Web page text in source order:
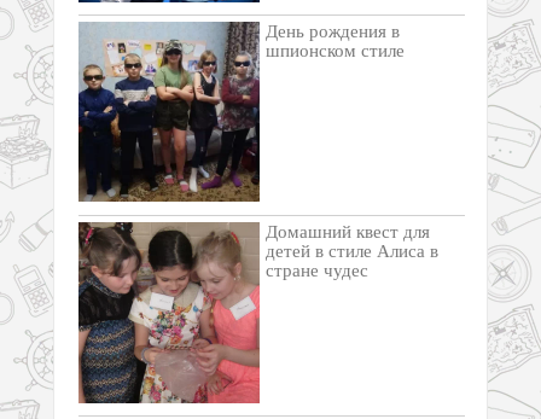
День рождения в
шпионском стиле
Домашний квест для
детей в стиле Алиса в
стране чудес